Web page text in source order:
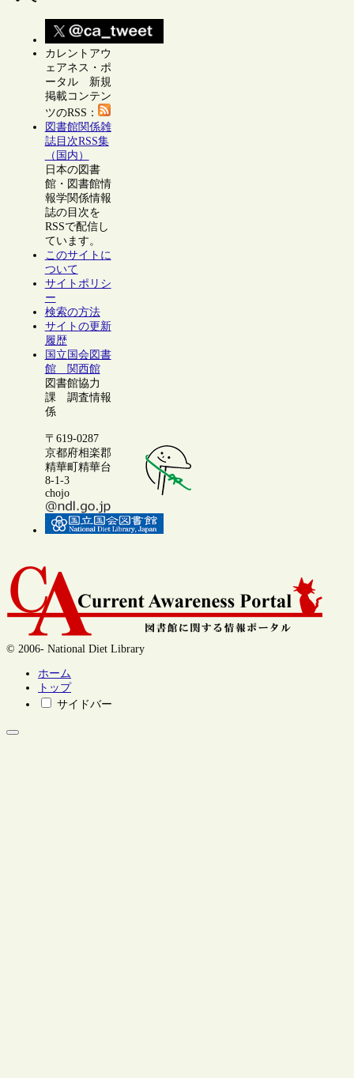
カレントアウ
ェアネス・ポ
ータル 新規
掲載コンテン
ツのRSS：
図書館関係雑
誌目次RSS集
（国内）
日本の図書
館・図書館情
報学関係情報
誌の目次を
RSSで配信し
ています。
このサイトに
ついて
サイトポリシ
ー
検索の方法
サイトの更新
履歴
国立国会図書
館 関西館
図書館協力
課 調査情報
係
〒619-0287
京都府相楽郡
精華町精華台
8-1-3
chojo
© 2006- National Diet Library
ホーム
トップ
サイドバー